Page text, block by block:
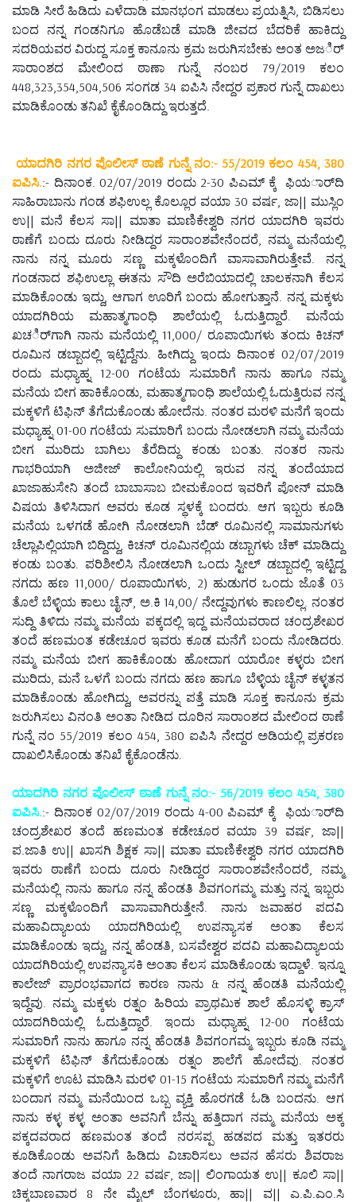
ಮಾಡಿ ಸೀರೆ ಹಿಡಿದು ಎಳೆದಾಡಿ ಮಾನಭಂಗ ಮಾಡಲು ಪ್ರಯತ್ನಿಸಿ, ಬಿಡಿಸಲು
ಬಂದ ನನ್ನ ಗಂಡನಿಗೂ ಹೊಡೆಬಡೆ ಮಾಡಿ ಜೀವದ ಬೆದರಿಕೆ ಹಾಕಿದ್ದು
ಸದರಿಯವರ ವಿರುದ್ದ ಸೂಕ್ತ ಕಾನೂನು ಕ್ರಮ ಜರುಗಿಸಬೇಕು ಅಂತ ಅಜರ್ಿ
ಸಾರಾಂಶದ ಮೇಲಿಂದ ಠಾಣಾ ಗುನ್ನೆ ನಂಬರ 79/2019 ಕಲಂ
448,323,354,504,506 ಸಂಗಡ 34 ಐಪಿಸಿ ನೇದ್ದರ ಪ್ರಕಾರ ಗುನ್ನೆ ದಾಖಲು
ಮಾಡಿಕೊಂಡು ತನಿಖೆ ಕೈಕೊಂಡಿದ್ದು ಇರುತ್ತದೆ.
ಯಾದಗಿರಿ ನಗರ ಪೊಲೀಸ್ ಠಾಣೆ ಗುನ್ನೆ ನಂ:- 55/2019 ಕಲಂ 454, 380
ಐಪಿಸಿ.:- ದಿನಾಂಕ. 02/07/2019 ರಂದು 2-30 ಪಿಎಮ್ ಕ್ಕೆ ಫಿಯರ್ಾದಿ
ಸಾಹಿರಾಬಾನು ಗಂಡ ಶಫಿಉಲ್ಲ ಕೊಲ್ಲೂರ ವಯಾ 30 ವರ್ಷ, ಜಾ|| ಮುಸ್ಲಿಂ
ಉ|| ಮನೆ ಕೆಲಸ ಸಾ|| ಮಾತಾ ಮಾಣಿಕೇಶ್ವರಿ ನಗರ ಯಾದಗಿರಿ ಇವರು
ಠಾಣೆಗೆ ಬಂದು ದೂರು ನೀಡಿದ್ದರ ಸಾರಾಂಶವೇನೆಂದರೆ, ನಮ್ಮ ಮನೆಯಲ್ಲಿ
ನಾನು ನನ್ನ ಮೂರು ಸಣ್ಣ ಮಕ್ಕಳೊಂದಿಗೆ ವಾಸಾವಾಗಿರುತ್ತೇವೆ. ನನ್ನ
ಗಂಡನಾದ ಶಫಿಉಲ್ಲಾ ಈತನು ಸೌದಿ ಅರೆಬಿಯಾದಲ್ಲಿ ಚಾಲಕನಾಗಿ ಕೆಲಸ
ಮಾಡಿಕೊಂಡು ಇದ್ದು, ಆಗಾಗ ಊರಿಗೆ ಬಂದು ಹೋಗುತ್ತಾನೆ. ನನ್ನ ಮಕ್ಕಳು
ಯಾದಗಿರಿಯ ಮಹಾತ್ಮಗಾಂಧಿ ಶಾಲೆಯಲ್ಲಿ ಓದುತ್ತಿದ್ದಾರೆ. ಮನೆಯ
ಖಚರ್ಿಗಾಗಿ ನಾನು ಮನೆಯಲ್ಲಿ 11,000/ ರೂಪಾಯಿಗಳು ತಂದು ಕಿಚನ್
ರೂಮಿನ ಡಬ್ಬಾದಲ್ಲಿ ಇಟ್ಟಿದ್ದೆನು. ಹೀಗಿದ್ದು ಇಂದು ದಿನಾಂಕ 02/07/2019
ರಂದು ಮಧ್ಯಾಹ್ನ 12-00 ಗಂಟೆಯ ಸುಮಾರಿಗೆ ನಾನು ಹಾಗೂ ನಮ್ಮ
ಮನೆಯ ಬೀಗ ಹಾಕಿಕೊಂಡು, ಮಹಾತ್ಮಗಾಂಧಿ ಶಾಲೆಯಲ್ಲಿ ಓದುತ್ತಿರುವ ನನ್ನ
ಮಕ್ಕಳಿಗೆ ಟಿಫಿನ್ ತೆಗೆದುಕೊಂಡು ಹೋದೆನು. ನಂತರ ಮರಳಿ ಮನೆಗೆ ಇಂದು
ಮಧ್ಯಾಹ್ನ 01-00 ಗಂಟೆಯ ಸುಮಾರಿಗೆ ಬಂದು ನೋಡಲಾಗಿ ನಮ್ಮ ಮನೆಯ
ಬೀಗ ಮುರಿದು ಬಾಗಿಲು ತೆರೆದಿದ್ದು ಕಂಡು ಬಂತು. ನಂತರ ನಾನು
ಗಾಭರಿಯಾಗಿ ಅಜೀಜ್ ಕಾಲೋನಿಯಲ್ಲಿ ಇರುವ ನನ್ನ ತಂದೆಯಾದ
ಖಾಜಾಹುಸೇನಿ ತಂದೆ ಬಾಬಾಸಾಬ ಬೀಮಕೊಂದ ಇವರಿಗೆ ಪೋನ್ ಮಾಡಿ
ವಿಷಯ ತಿಳಿಸಿದಾಗ ಅವರು ಕೂಡ ಸ್ಥಳಕ್ಕೆ ಬಂದರು. ಆಗ ಇಬ್ಬರು ಕೂಡಿ
ಮನೆಯ ಒಳಗಡೆ ಹೋಗಿ ನೋಡಲಾಗಿ ಬೆಡ್ ರೂಮಿನಲ್ಲಿ ಸಾಮಾನುಗಳು
ಚೆಲ್ಲಾಪಿಲ್ಲಿಯಾಗಿ ಬಿದ್ದಿದ್ದು, ಕಿಚನ್ ರೂಮಿನಲ್ಲಿಯ ಡಬ್ಬಾಗಳು ಚೆಕ್ ಮಾಡಿದ್ದು
ಕಂಡು ಬಂತು. ಪರಿಶೀಲಿಸಿ ನೋಡಲಾಗಿ ಒಂದು ಸ್ಟೀಲ್ ಡಬ್ಬಾದಲ್ಲಿ ಇಟ್ಟಿದ್ದ
ನಗದು ಹಣ 11,000/ ರೂಪಾಯಿಗಳು, 2) ಹುಡುಗರ ಒಂದು ಜೊತೆ 03
ತೊಲೆ ಬೆಳ್ಳಿಯ ಕಾಲು ಚೈನ್, ಅ.ಕಿ 14,00/ ನೇದ್ದವುಗಳು ಕಾಣಲಿಲ್ಲ. ನಂತರ
ಸುದ್ದಿ ತಿಳಿದು ನಮ್ಮ ಮನೆಯ ಪಕ್ಕದಲ್ಲಿ ಇದ್ದ ಮನೆಯವರಾದ ಚಂದ್ರಶೇಖರ
ತಂದೆ ಹಣಮಂತ ಕಡೇಚೂರ ಇವರು ಕೂಡ ಮನೆಗೆ ಬಂದು ನೋಡಿದರು.
ನಮ್ಮ ಮನೆಯ ಬೀಗ ಹಾಕಿಕೊಂಡು ಹೋದಾಗ ಯಾರೋ ಕಳ್ಳರು ಬೀಗ
ಮುರಿದು, ಮನೆ ಒಳಗೆ ಬಂದು ನಗದು ಹಣ ಹಾಗೂ ಬೆಳ್ಳಿಯ ಚೈನ್ ಕಳ್ಳತನ
ಮಾಡಿಕೊಂಡು ಹೋಗಿದ್ದು, ಅವರನ್ನು ಪತ್ತೆ ಮಾಡಿ ಸೂಕ್ತ ಕಾನೂನು ಕ್ರಮ
ಜರುಗಿಸಲು ವಿನಂತಿ ಅಂತಾ ನೀಡಿದ ದೂರಿನ ಸಾರಾಂಶದ ಮೇಲಿಂದ ಠಾಣೆ
ಗುನ್ನೆ ನಂ 55/2019 ಕಲಂ 454, 380 ಐಪಿಸಿ ನೇದ್ದರ ಅಡಿಯಲ್ಲಿ ಪ್ರಕರಣ
ದಾಖಲಿಸಿಕೊಂಡು ತನಿಖೆ ಕೈಕೊಂಡೆನು.
ಯಾದಗಿರಿ ನಗರ ಪೊಲೀಸ್ ಠಾಣೆ ಗುನ್ನೆ ನಂ:- 56/2019 ಕಲಂ 454, 380
ಐಪಿಸಿ.:- ದಿನಾಂಕ 02/07/2019 ರಂದು 4-00 ಪಿಎಮ್ ಕ್ಕೆ ಫಿಯರ್ಾದಿ
ಚಂದ್ರಶೇಖರ ತಂದೆ ಹಣಮಂತ ಕಡೇಚೂರ ವಯಾ 39 ವರ್ಷ, ಜಾ||
ಪ.ಜಾತಿ ಉ|| ಖಾಸಗಿ ಶಿಕ್ಷಕ ಸಾ|| ಮಾತಾ ಮಾಣಿಕೇಶ್ವರಿ ನಗರ ಯಾದಗಿರಿ
ಇವರು ಠಾಣೆಗೆ ಬಂದು ದೂರು ನೀಡಿದ್ದರ ಸಾರಾಂಶವೇನೆಂದರೆ, ನಮ್ಮ
ಮನೆಯಲ್ಲಿ ನಾನು ಹಾಗೂ ನನ್ನ ಹೆಂಡತಿ ಶಿವಗಂಗಮ್ಮ ಮತ್ತು ನನ್ನ ಇಬ್ಬರು
ಸಣ್ಣ ಮಕ್ಕಳೊಂದಿಗೆ ವಾಸಾವಾಗಿರುತ್ತೇನೆ. ನಾನು ಜವಾಹರ ಪದವಿ
ಮಹಾವಿದ್ಯಾಲಯ ಯಾದಗಿರಿಯಲ್ಲಿ ಉಪನ್ಯಾಸಕ ಅಂತಾ ಕೆಲಸ
ಮಾಡಿಕೊಂಡು ಇದ್ದು, ನನ್ನ ಹೆಂಡತಿ, ಬಸವೇಶ್ವರ ಪದವಿ ಮಹಾವಿದ್ಯಾಲಯ
ಯಾದಗಿರಿಯಲ್ಲಿ ಉಪನ್ಯಾಸಕಿ ಅಂತಾ ಕೆಲಸ ಮಾಡಿಕೊಂಡು ಇದ್ದಾಳೆ. ಇನ್ನೂ
ಕಾಲೇಜ್ ಪ್ರಾರಂಭವಾಗದ ಕಾರಣ ನಾನು & ನನ್ನ ಹೆಂಡತಿ ಮನೆಯಲ್ಲಿ
ಇದ್ದೆವು. ನಮ್ಮ ಮಕ್ಕಳು ರತ್ನಂ ಹಿರಿಯ ಪ್ರಾಥಮಿಕ ಶಾಲೆ ಹೊಸಳ್ಳಿ ಕ್ರಾಸ್
ಯಾದಗಿರಿಯಲ್ಲಿ ಓದುತ್ತಿದ್ದಾರೆ. ಇಂದು ಮಧ್ಯಾಹ್ನ 12-00 ಗಂಟೆಯ
ಸುಮಾರಿಗೆ ನಾನು ಹಾಗೂ ನನ್ನ ಹೆಂಡತಿ ಶಿವಗಂಗಮ್ಮ ಇಬ್ಬರು ಕೂಡಿ ನಮ್ಮ
ಮಕ್ಕಳಿಗೆ ಟಿಫಿನ್ ತೆಗೆದುಕೊಂಡು ರತ್ನಂ ಶಾಲೆಗೆ ಹೋದೆವು. ನಂತರ
ಮಕ್ಕಳಿಗೆ ಊಟ ಮಾಡಿಸಿ ಮರಳಿ 01-15 ಗಂಟೆಯ ಸುಮಾರಿಗೆ ನಮ್ಮ ಮನೆಗೆ
ಬಂದಾಗ ನಮ್ಮ ಮನೆಯಿಂದ ಒಬ್ಬ ವ್ಯಕ್ತಿ ಹೊರಗಡೆ ಓಡಿ ಬಂದನು. ಆಗ
ನಾನು ಕಳ್ಳ ಕಳ್ಳ ಅಂತಾ ಅವನಿಗೆ ಬೆನ್ನು ಹತ್ತಿದಾಗ ನಮ್ಮ ಮನೆಯ ಅಕ್ಕ
ಪಕ್ಕದವರಾದ ಹಣಮಂತ ತಂದೆ ನರಸಪ್ಪ ಹಡಪದ ಮತ್ತು ಇತರರು
ಕೂಡಿಕೊಂಡು ಅವನಿಗೆ ಹಿಡಿದು ವಿಚಾರಿಸಲು ಅವನ ಹೆಸರು ಶಿವರಾಜ
ತಂದೆ ನಾಗರಾಜ ವಯಾ 22 ವರ್ಷ, ಜಾ|| ಲಿಂಗಾಯತ ಉ|| ಕೂಲಿ ಸಾ||
ಚಿಕ್ಕಬಾಣವಾರ 8 ನೇ ಮೈಲ್ ಬೆಂಗಳೂರು, ಹಾ|| ವ|| ಎ.ಪಿ.ಎಂ.ಸಿ